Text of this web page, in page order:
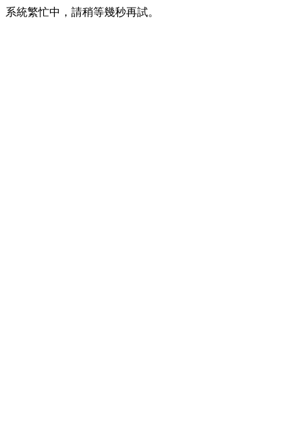
系統繁忙中，請稍等幾秒再試。